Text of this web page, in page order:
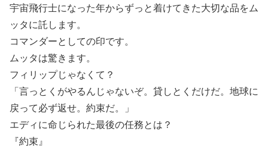
宇宙飛行士になった年からずっと着けてきた大切な品をム
ッタに託します。
コマンダーとしての印です。
ムッタは驚きます。
フィリップじゃなくて？
「言っとくがやるんじゃないぞ。貸しとくだけだ。地球に
戻って必ず返せ。約束だ。」
エディに命じられた最後の任務とは？
『約束』